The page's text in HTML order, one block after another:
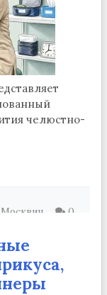
челюстно-
Москвич 0